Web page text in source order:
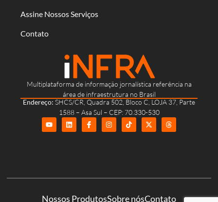
Multiplataforma de informação jornalística referência na
área de infraestrutura no Brasil
Endereço: SHCS/CR, Quadra 502, Bloco C, LOJA 37, Parte
1588 – Asa Sul – CEP: 70.330-530
Assine Nossos Serviços
Contato
Nossos ProdutosSobre nósContato